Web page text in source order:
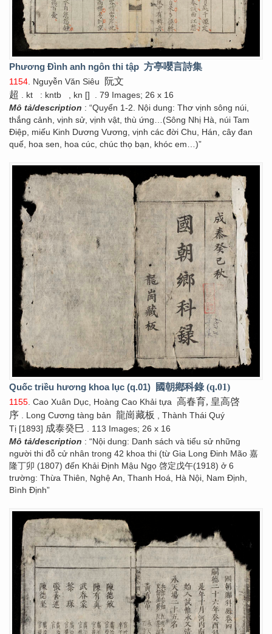
Phương Đình anh ngôn thi tập 方亭嚶言詩集
1154 . Nguyễn Văn Siêu
阮文
超
. kt : kntb , kn []
. 79 Images; 26 x 16
Mô tả/description : “Quyển 1-2. Nội dung: Thơ vịnh sông núi,
thắng cảnh, vịnh sử, vịnh vật, thù ứng…(Sông Nhị Hà, núi Tam
Điệp, miếu Kinh Dương Vương, vịnh các đời Chu, Hán, cây đan
quế, hoa sen, hoa cúc, chúc thọ bạn, khóc em…)”
Quốc triều hương khoa lục (q.01) 國朝鄕科錄 (q.01)
1155 . Cao Xuân Dục, Hoàng Cao Khải tựa 高春育, 皇高啓
序 . Long Cương tàng bản 龍崗藏板
, Thành Thái Quý
Tị [1893] 成泰癸巳 . 113 Images; 26 x 16
Mô tả/description : “Nội dung: Danh sách và tiểu sử những
người thi đỗ cử nhân trong 42 khoa thi (từ Gia Long Đinh Mão 嘉
隆丁卯 (1807) đến Khải Định Mậu Ngọ 啓定戊午(1918) ở 6
trường: Thừa Thiên, Nghệ An, Thanh Hoá, Hà Nội, Nam Định,
Bình Định”